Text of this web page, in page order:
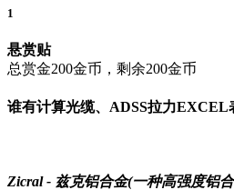
1
悬赏贴
总赏金200金币，剩余200金币
谁有计算光缆、ADSS拉力EXCEL
Zicral - 兹克铝合金(一种高强度铝合